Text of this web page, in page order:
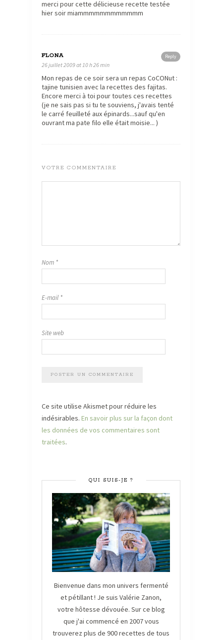
merci pour cette délicieuse recette testée
hier soir miammmmmmmmmmmm
Reply
FLONA
26 juillet 2009 at 10 h 26 min
Mon repas de ce soir sera un repas CoCONut :
tajine tunisien avec la recettes des fajitas.
Encore merci à toi pour toutes ces recettes
(je ne sais pas si tu te souviens, j'avais tenté
le carré feuilleté aux épinards...sauf qu'en
ouvrant ma pate filo elle était moisie... )
VOTRE COMMENTAIRE
Nom *
E-mail *
Site web
Ce site utilise Akismet pour réduire les
indésirables. En savoir plus sur la façon dont
les données de vos commentaires sont
traitées.
QUI SUIS-JE ?
Bienvenue dans mon univers fermenté
et pétillant ! Je suis Valérie Zanon,
votre hôtesse dévouée. Sur ce blog
que j'ai commencé en 2007 vous
trouverez plus de 900 recettes de tous